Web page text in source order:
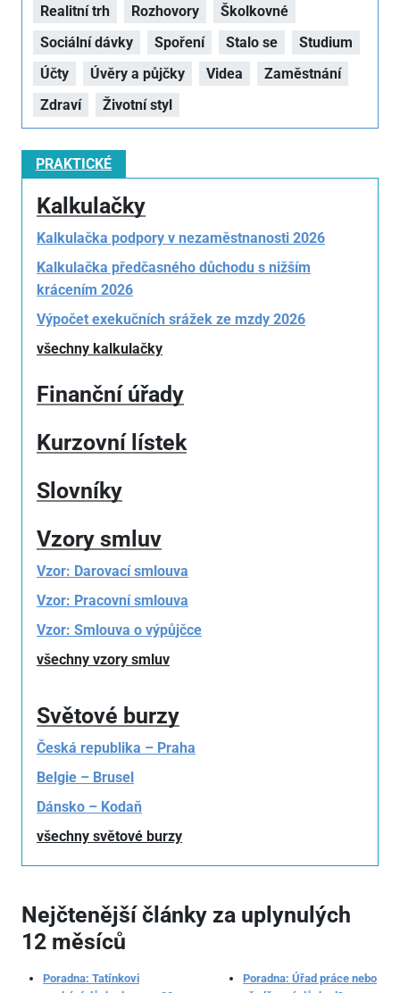
Realitní trh
Rozhovory
Školkovné
Sociální dávky
Spoření Stalo se
Studium
Účty
Úvěry a půjčky Videa
Zaměstnání
Zdraví
Životní styl
PRAKTICKÉ
Kalkulačky
Kalkulačka podpory v nezaměstnanosti 2026
Kalkulačka předčasného důchodu s nižším
krácením 2026
Výpočet exekučních srážek ze mzdy 2026
všechny kalkulačky
Finanční úřady
Kurzovní lístek
Slovníky
Vzory smluv
Vzor: Darovací smlouva
Vzor: Pracovní smlouva
Vzor: Smlouva o výpůjčce
všechny vzory smluv
Světové burzy
Česká republika – Praha
Belgie – Brusel
Dánsko – Kodaň
všechny světové burzy
Nejčtenější články za uplynulých
12 měsíců
Poradna: Tatínkovi
Poradna: Úřad práce nebo